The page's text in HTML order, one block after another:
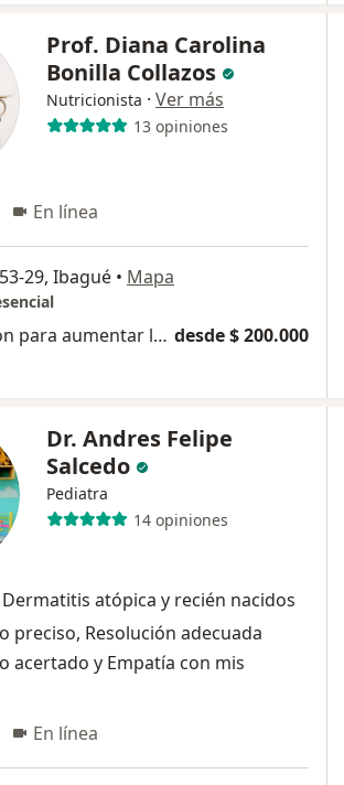
Prof. Diana Carolina
Bonilla Collazos
Nutricionista · Ver más
13 opiniones
En línea
29, Ibagué • Mapa
Alimentación para aumentar la masa muscular desde $ 200.000
Dr. Andres Felipe
Salcedo
Pediatra
14 opiniones
atópica y recién nacidos
preciso, Resolución adecuada
acertado y Empatía con mis
En línea